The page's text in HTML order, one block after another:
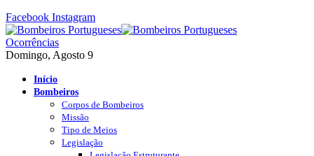
Facebook Instagram
Ocorrências
Domingo, Agosto 9
Início
Bombeiros
Corpos de Bombeiros
Missão
Tipo de Meios
Legislação